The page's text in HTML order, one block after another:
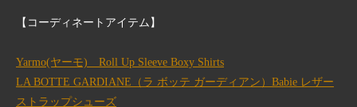
【コーディネートアイテム】
Yarmo(ヤーモ) Roll Up Sleeve Boxy Shirts
LA BOTTE GARDIANE（ラ ボッテ ガーディアン）Babie レザー
ストラップシューズ